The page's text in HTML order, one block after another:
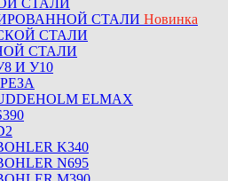
СТАЛИ Новинка
СТАЛИ
СТАЛИ
И У10
ELMAX
K340
N695